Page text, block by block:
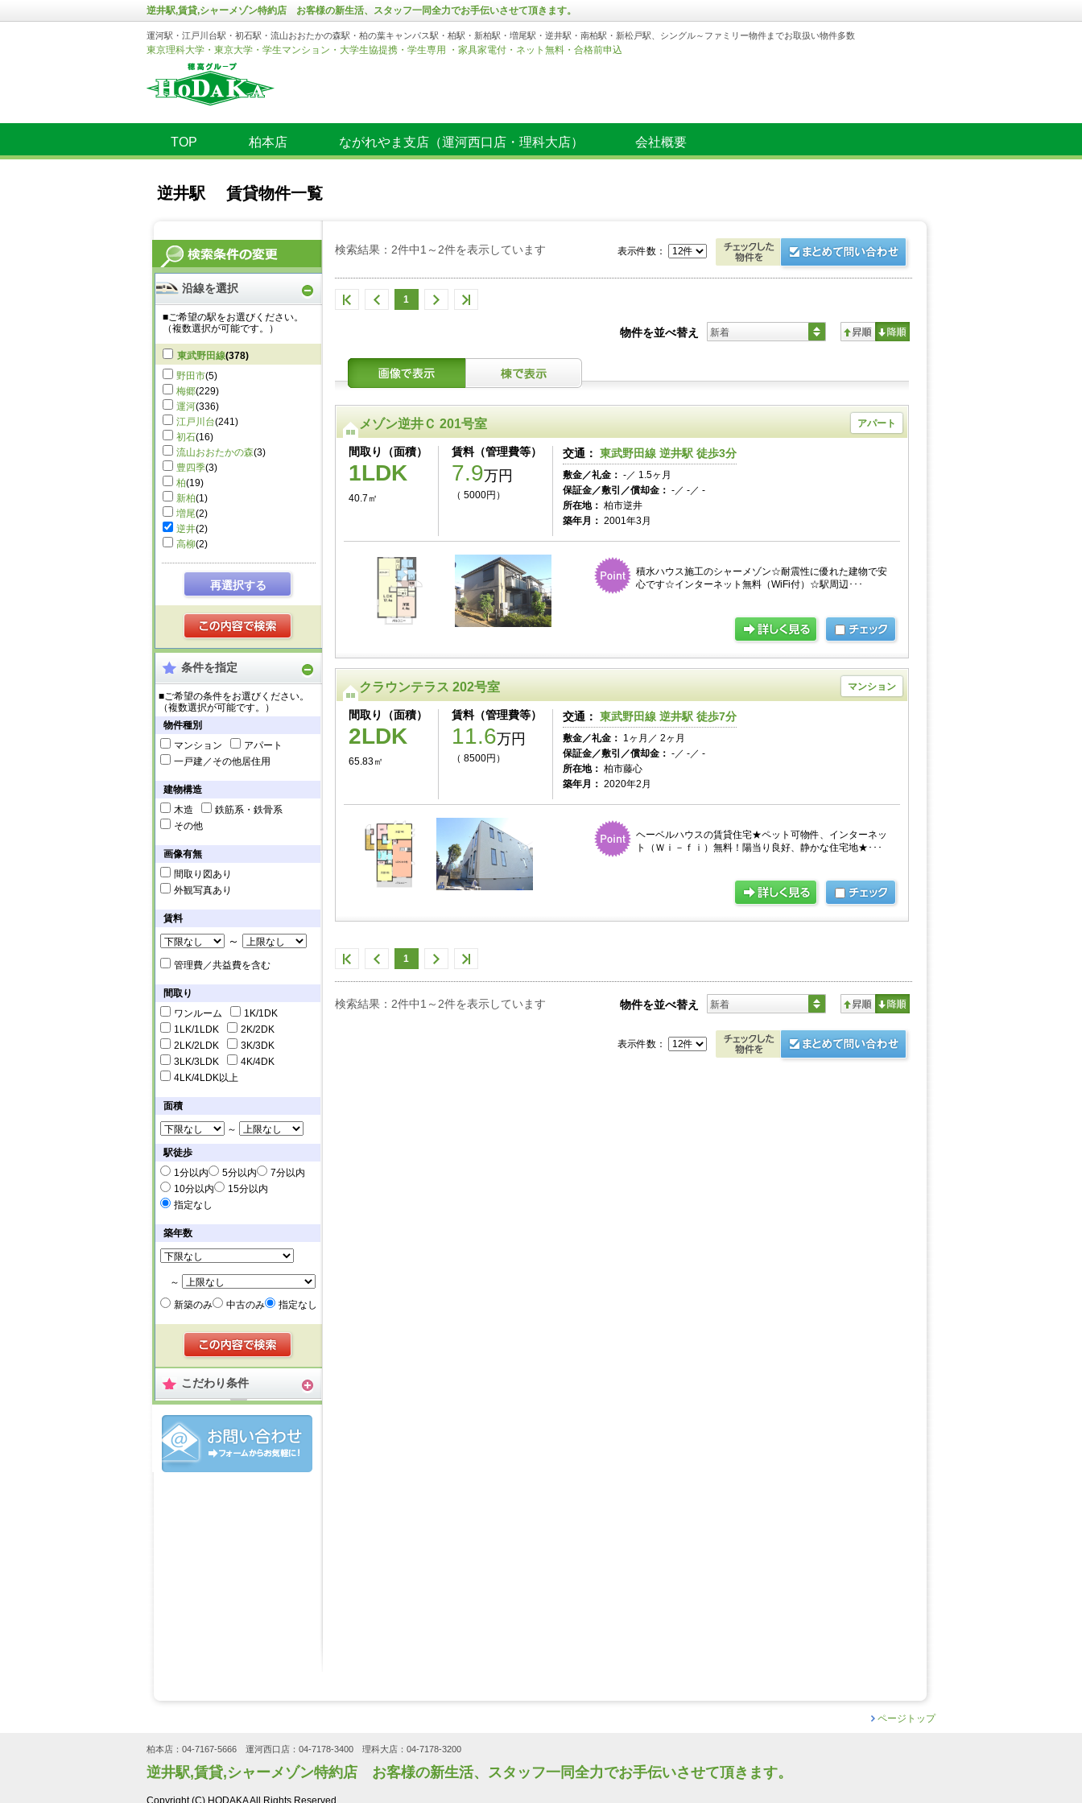
沿線を選択
■ご希望の駅をお選びください。
（複数選択が可能です。）
東武野田線(378)
野田市(5)
梅郷(229)
運河(336)
江戸川台(241)
初石(16)
流山おおたかの森(3)
豊四季(3)
柏(19)
新柏(1)
増尾(2)
逆井(2)
高柳(2)
再選択する
条件を指定
■ご希望の条件をお選びください。
（複数選択が可能です。）
物件種別
マンション
アパート
一戸建／その他居住用
建物構造
木造
鉄筋系・鉄骨系
その他
画像有無
間取り図あり
外観写真あり
賃料
～
管理費／共益費を含む
間取り
ワンルーム
1K/1DK
1LK/1LDK
2K/2DK
2LK/2LDK
3K/3DK
3LK/3LDK
4K/4DK
4LK/4LDK以上
面積
～
駅徒歩
1分以内
5分以内
7分以内
10分以内
15分以内
指定なし
築年数
～
新築のみ
中古のみ 指定なし
こだわり条件
逆井駅,賃貸,シャーメゾン特約店 お客様の新生活、スタッフ一同全力でお手伝いさせて頂きます。
運河駅・江戸川台駅・初石駅・流山おおたかの森駅・柏の葉キャンパス駅・柏駅・新柏駅・増尾駅・逆井駅・南柏駅・新松戸駅、シングル～ファミリー物件までお取扱い物件多数
東京理科大学・東京大学・学生マンション・大学生協提携・学生専用 ・家具家電付・ネット無料・合格前申込
TOP 柏本店 ながれやま支店（運河西口店・理科大店） 会社概要
逆井駅 賃貸物件一覧
検索結果：2件中1～2件を表示しています
1
表示件数：
物件を並べ替え 新着
メゾン逆井Ｃ 201号室 アパート
間取り（面積）
1LDK
40.7㎡
賃料（管理費等）
7.9万円
（ 5000円）
交通： 東武野田線 逆井駅 徒歩3分
敷金／礼金： -／ 1.5ヶ月
保証金／敷引／償却金： -／ -／ -
所在地： 柏市逆井
築年月： 2001年3月
積水ハウス施工のシャーメゾン☆耐震性に優れた建物で安
心です☆インターネット無料（WiFi付）☆駅周辺･･･
クラウンテラス 202号室 マンション
間取り（面積）
2LDK
65.83㎡
賃料（管理費等）
11.6万円
（ 8500円）
交通： 東武野田線 逆井駅 徒歩7分
敷金／礼金： 1ヶ月／ 2ヶ月
保証金／敷引／償却金： -／ -／ -
所在地： 柏市藤心
築年月： 2020年2月
ヘーベルハウスの賃貸住宅★ペット可物件、インターネッ
ト（Ｗｉ－ｆｉ）無料！陽当り良好、静かな住宅地★･･･
物件を並べ替え 新着
1
表示件数：
検索結果：2件中1～2件を表示しています
ページトップ
柏本店：04-7167-5666 運河西口店：04-7178-3400 理科大店：04-7178-3200
逆井駅,賃貸,シャーメゾン特約店 お客様の新生活、スタッフ一同全力でお手伝いさせて頂きます。
Copyright (C) HODAKA All Rights Reserved.